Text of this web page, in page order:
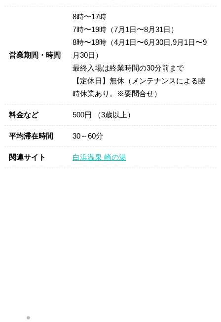
営業期間・時間
8時〜17時
7時〜19時（7月1日〜8月31日）
8時〜18時（4月1日〜6月30日,9月1日〜9
月30日）
最終入場は終業時間の30分前まで
【定休日】無休（メンテナンスによる臨
時休業あり。※要問合せ）
料金など 500円 （3歳以上）
平均滞在時間 30～60分
関連サイト 白浜温泉 崎の湯